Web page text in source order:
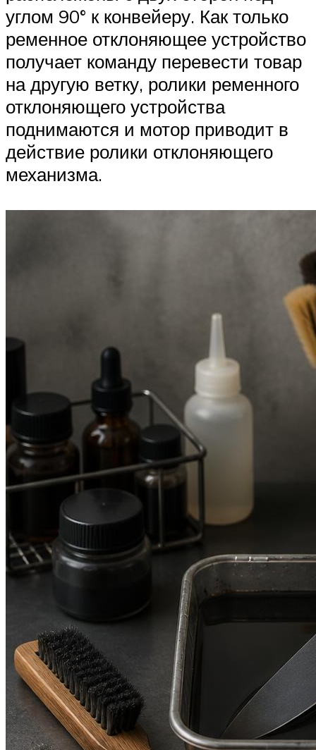
углом 90° к конвейеру. Как только
ременное отклоняющее устройство
получает команду перевести товар
на другую ветку, ролики ременного
отклоняющего устройства
поднимаются и мотор приводит в
действие ролики отклоняющего
механизма.